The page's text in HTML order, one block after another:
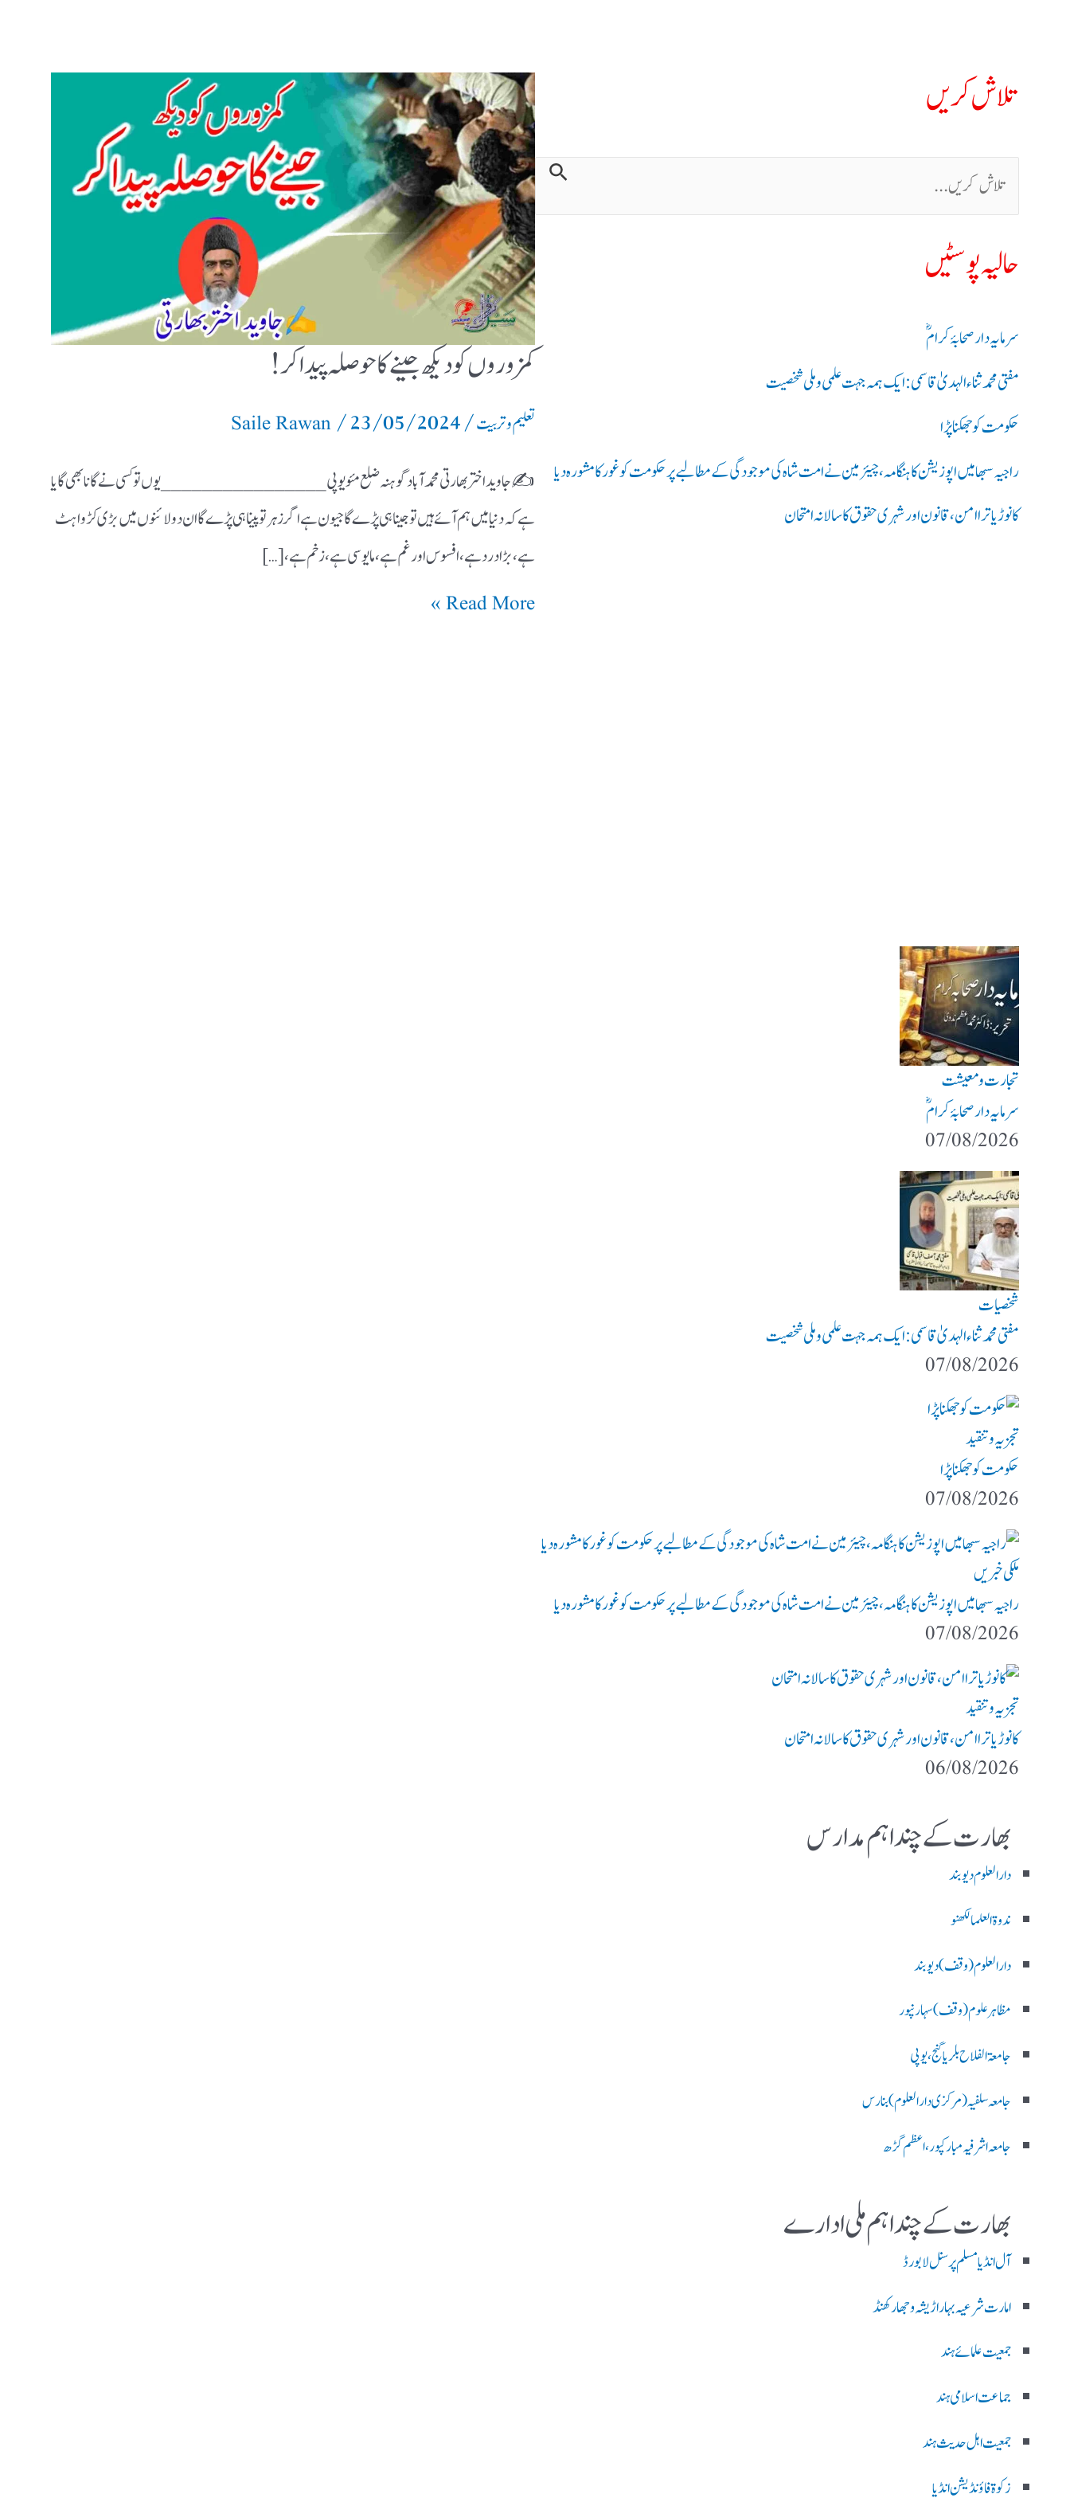
تلاش کریں
حالیہ پوسٹیں
سرمایہ دار صحابۂ کرامؓ
مفتی محمد ثناء الہدیٰ قاسمی: ایک ہمہ جہت علمی و ملی شخصیت
حکومت کو جھکنا پڑا
راجیہ سبھا میں اپوزیشن کا ہنگامہ، چیئرمین نے امت شاہ کی موجودگی کے مطالبے پر حکومت کو غور کا مشورہ دیا
کانوڑ یاترا امن،قانون اور شہری حقوق کا سالانہ امتحان
تجارت و معیشت
سرمایہ دار صحابۂ کرامؓ
07/08/2026
شخصیات
مفتی محمد ثناء الہدیٰ قاسمی: ایک ہمہ جہت علمی و ملی شخصیت
07/08/2026
تجزیہ و تنقید
حکومت کو جھکنا پڑا
07/08/2026
ملکی خبریں
راجیہ سبھا میں اپوزیشن کا ہنگامہ، چیئرمین نے امت شاہ کی موجودگی کے مطالبے پر حکومت کو غور کا مشورہ دیا
07/08/2026
تجزیہ و تنقید
کانوڑ یاترا امن،قانون اور شہری حقوق کا سالانہ امتحان
06/08/2026
بھارت کے چند اہم مدارس
دارالعلوم دیوبند
ندوۃالعلما لکھنو
دارالعلوم (وقف)دیوبند
مظاہرعلوم (وقف)سہارنپور
جامعۃ الفلاح بلریاگنج،یوپی
جامعہ سلفیہ(مرکزی دارالعلوم )بنارس
جامعہ اشرفیہ مبارکپور،اعظم گڑھ
بھارت کے چند اہم ملی ادارے
آل انڈیا مسلم پرسنل لا بورڈ
امارت شرعیہ بہار اڑیشہ و جھارکھنڈ
جمعیت علمائے ہند
جماعت اسلامی ہند
جمعیت اہل حدیث ہند
زکوۃ فاؤنڈیشن انڈیا
کمزوروں کو دیکھ جینے کا حوصلہ پیدا کر!
تعلیم و تربیت/
Saile Rawan /23/05/2024
✍️ جاوید اختر بھارتی محمدآباد گوہنہ ضلع مئو یو پی ________________ یوں تو کسی نے گانا بھی گایا
ہے کہ دنیا میں ہم آئے ہیں تو جینا ہی پڑے گاجیون ہے اگر زہر تو پینا ہی پڑے گاان دو لائنوں میں بڑی کڑواہٹ
ہے، بڑا درد ہے، افسوس اور غم ہے، مایوسی ہے، زخم ہے، […]
Read More »